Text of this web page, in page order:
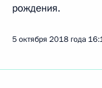
рождения.
5 октября 2018 года